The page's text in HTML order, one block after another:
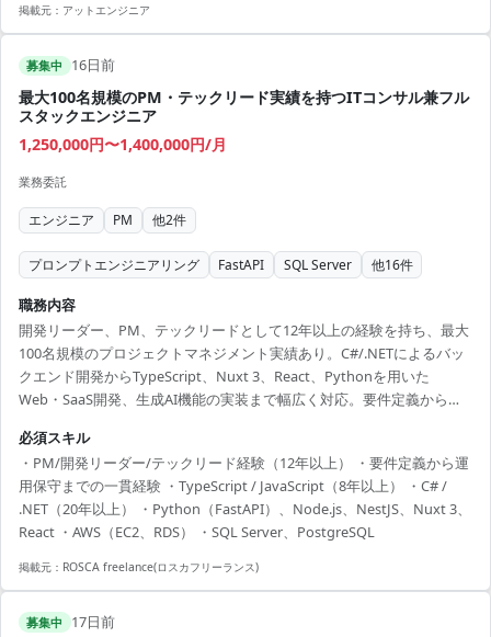
掲載元： アットエンジニア
募集中 16日前
最大100名規模のPM・テックリード実績を持つITコンサル兼フル
スタックエンジニア
1,250,000円〜1,400,000円/月
業務委託
エンジニア PM 他2件
プロンプトエンジニアリング FastAPI SQL Server 他16件
職務内容
開発リーダー、PM、テックリードとして12年以上の経験を持ち、最大
100名規模のプロジェクトマネジメント実績あり。C#/.NETによるバッ
クエンド開発からTypeScript、Nuxt 3、React、Pythonを用いた
Web・SaaS開発、生成AI機能の実装まで幅広く対応。要件定義から運
CQRSを取り入れたシステム設計・開発、OpenAI APIを活用した生成AI
機能の設計・実装、レガシーシステムのモダナイズや新規SaaS開発の
立ち上げも担当。
必須スキル
・PM/開発リーダー/テックリード経験（12年以上） ・要件定義から運
用保守までの一貫経験 ・TypeScript / JavaScript（8年以上） ・C# /
.NET（20年以上） ・Python（FastAPI）、Node.js、NestJS、Nuxt 3、
React ・AWS（EC2、RDS） ・SQL Server、PostgreSQL
掲載元： ROSCA freelance(ロスカフリーランス)
募集中 17日前